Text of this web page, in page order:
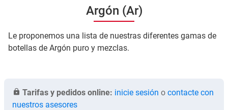
Argón (Ar)
Le proponemos una lista de nuestras diferentes gamas de
botellas de Argón puro y mezclas.
Tarifas y pedidos online: inicie sesión o contacte con
nuestros asesores